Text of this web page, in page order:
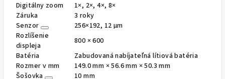
Digitálny zoom
1×, 2×, 4×, 8×
Záruka
3 roky
Senzor
256×192, 12 μm
Rozlíšenie
displeja
800 × 600
Batéria
Zabudovaná nabíjateľná lítiová batéria
Rozmer v mm
149.0 mm × 56.6 mm × 50.3 mm
Šošovka
10 mm